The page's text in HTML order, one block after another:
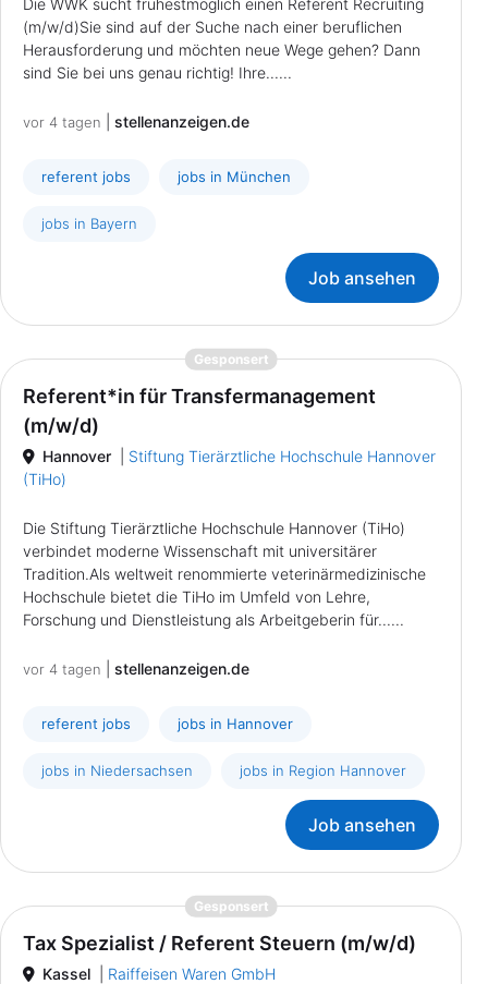
Die WWK sucht frühestmöglich einen Referent Recruiting
(m/w/d)Sie sind auf der Suche nach einer beruflichen
Herausforderung und möchten neue Wege gehen? Dann
sind Sie bei uns genau richtig! Ihre......
vor 4 tagen stellenanzeigen.de
referent jobs jobs in München
jobs in Bayern
Job ansehen
Gesponsert{prompt.job}
Referent*in für Transfermanagement
(m/w/d)
Hannover
Stiftung Tierärztliche Hochschule Hannover
(TiHo)
Die Stiftung Tierärztliche Hochschule Hannover (TiHo)
verbindet moderne Wissenschaft mit universitärer
Tradition.Als weltweit renommierte veterinärmedizinische
Hochschule bietet die TiHo im Umfeld von Lehre,
Forschung und Dienstleistung als Arbeitgeberin für......
vor 4 tagen stellenanzeigen.de
referent jobs jobs in Hannover
jobs in Niedersachsen jobs in Region Hannover
Job ansehen
Gesponsert{prompt.job}
Tax Spezialist / Referent Steuern (m/w/d)
Kassel Raiffeisen Waren GmbH